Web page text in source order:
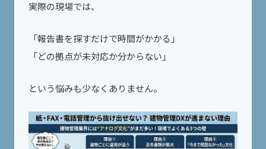
実際の現場では、
「報告書を探すだけで時間がかかる」
「どの拠点が未対応か分からない」
という悩みも少なくありません。